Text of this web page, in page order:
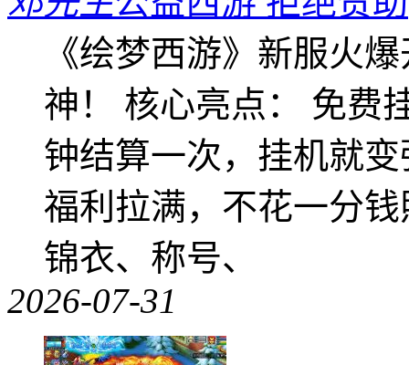
《绘梦西游》新服火
神！ 核心亮点： 免费
钟结算一次，挂机就
福利拉满，不花一分
锦衣、称号、
2026-07-31